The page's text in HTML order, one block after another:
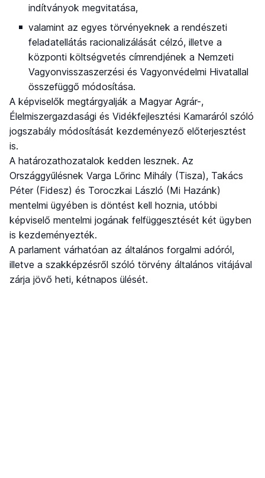
indítványok megvitatása,
valamint az egyes törvényeknek a rendészeti
feladatellátás racionalizálását célzó, illetve a
központi költségvetés címrendjének a Nemzeti
Vagyonvisszaszerzési és Vagyonvédelmi Hivatallal
összefüggő módosítása.
A képviselők megtárgyalják a Magyar Agrár-,
Élelmiszergazdasági és Vidékfejlesztési Kamaráról szóló
jogszabály módosítását kezdeményező előterjesztést
is.
A határozathozatalok kedden lesznek. Az
Országgyűlésnek Varga Lőrinc Mihály (Tisza), Takács
Péter (Fidesz) és Toroczkai László (Mi Hazánk)
mentelmi ügyében is döntést kell hoznia, utóbbi
képviselő mentelmi jogának felfüggesztését két ügyben
is kezdeményezték.
A parlament várhatóan az általános forgalmi adóról,
illetve a szakképzésről szóló törvény általános vitájával
zárja jövő heti, kétnapos ülését.